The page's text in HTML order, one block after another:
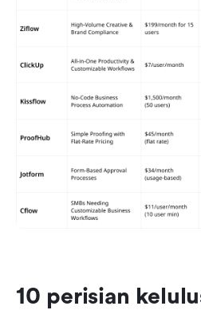
10 perisian